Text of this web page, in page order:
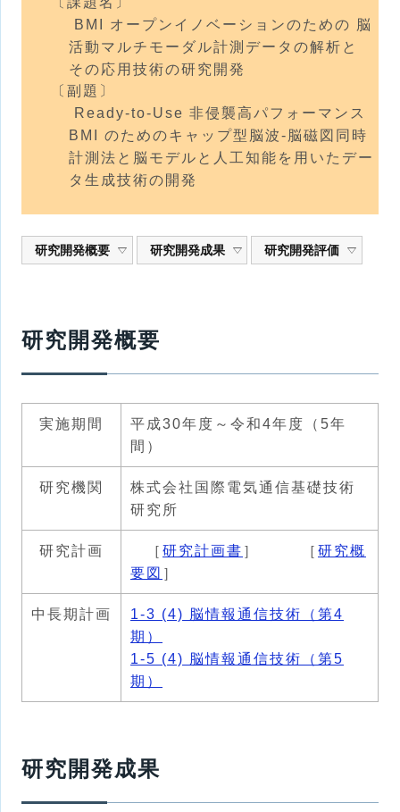
BMI オープンイノベーションのための 脳
活動マルチモーダル計測データの解析と
その応用技術の研究開発
〔副題〕
Ready-to-Use 非侵襲高パフォーマンス
BMI のためのキャップ型脳波-脳磁図同時
計測法と脳モデルと人工知能を用いたデー
タ生成技術の開発
研究開発概要 研究開発成果 研究開発評価
研究開発概要
実施期間
平成30年度～令和4年度（5年
間）
研究機関
株式会社国際電気通信基礎技術
研究所
研究計画 ［ 研究計画書 ］ ［ 研究概
要図 ］
中長期計画
1-3 (4) 脳情報通信技術（第4
期）
1-5 (4) 脳情報通信技術（第5
期）
研究開発成果